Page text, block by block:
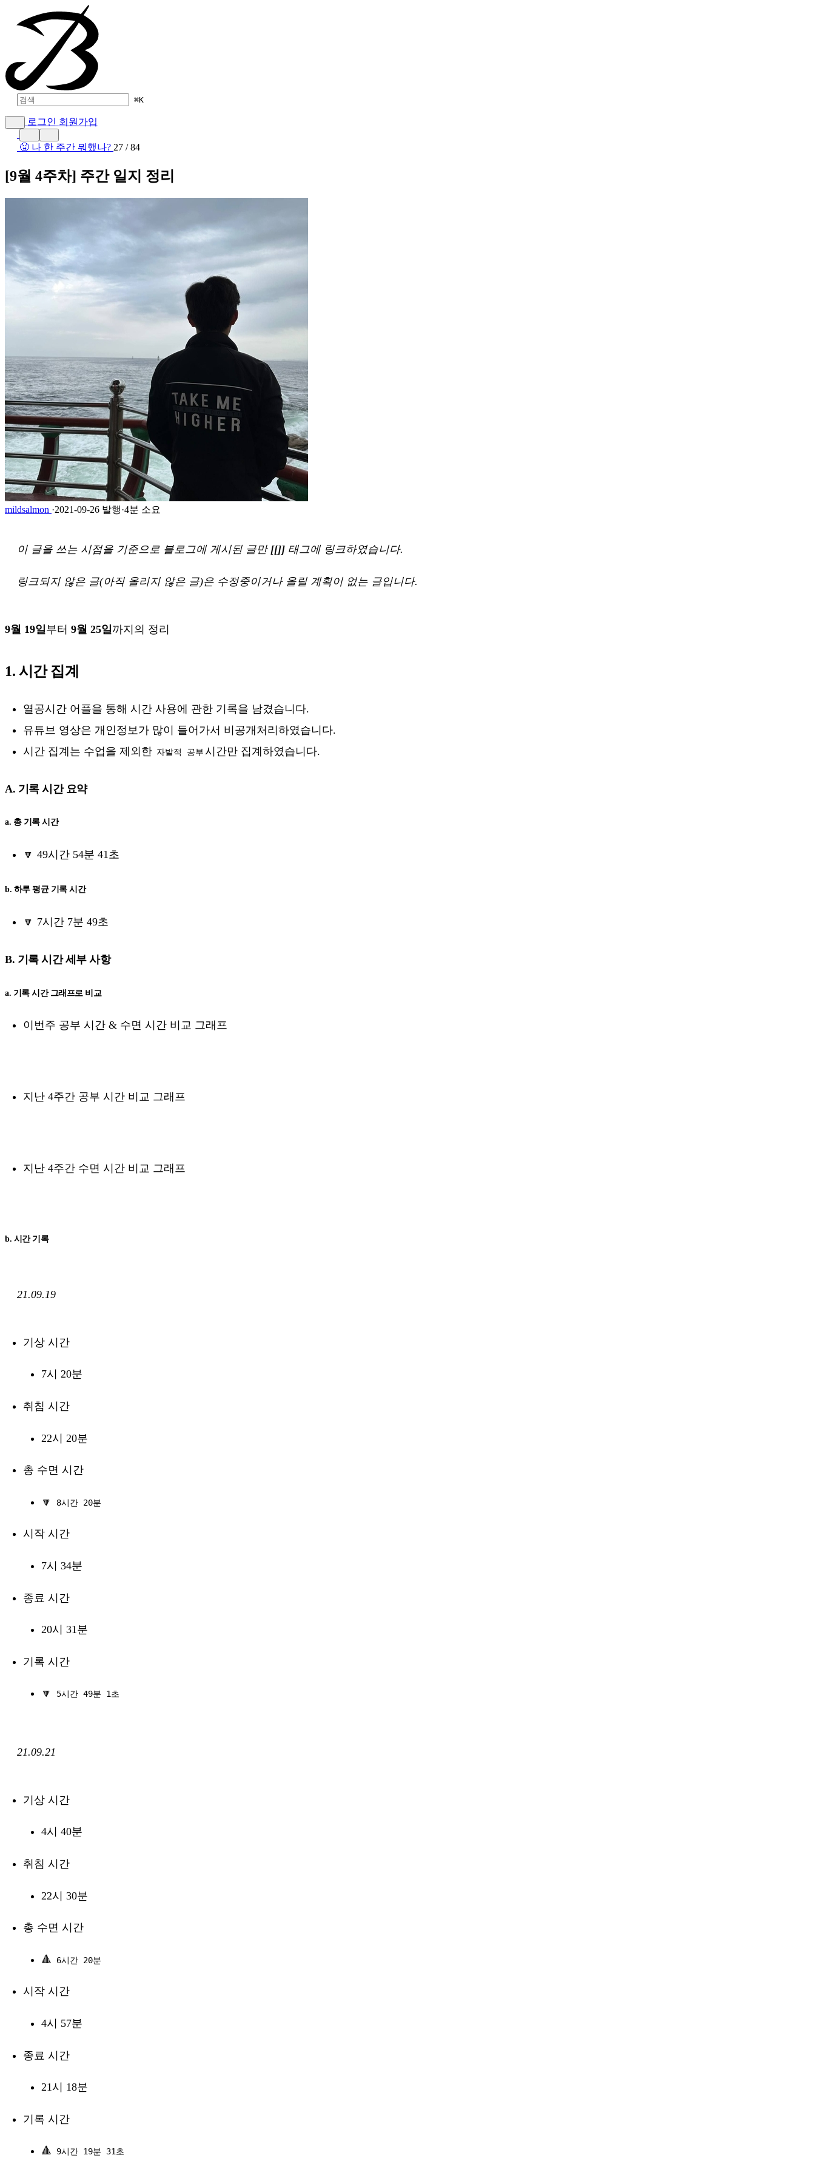
⌘K
로그인 회원가입
😤 나 한 주간 뭐했나? 27 / 84
[9월 4주차] 주간 일지 정리
mildsalmon ·2021-09-26 발행·4분 소요
이 글을 쓰는 시점을 기준으로 블로그에 게시된 글만 [[]] 태그에 링크하였습니다.
링크되지 않은 글(아직 올리지 않은 글)은 수정중이거나 올릴 계획이 없는 글입니다.
9월 19일부터 9월 25일까지의 정리
1. 시간 집계
열공시간 어플을 통해 시간 사용에 관한 기록을 남겼습니다.
유튜브 영상은 개인정보가 많이 들어가서 비공개처리하였습니다.
시간 집계는 수업을 제외한 자발적 공부시간만 집계하였습니다.
A. 기록 시간 요약
a. 총 기록 시간
🔽 49시간 54분 41초
b. 하루 평균 기록 시간
🔽 7시간 7분 49초
B. 기록 시간 세부 사항
a. 기록 시간 그래프로 비교
이번주 공부 시간 & 수면 시간 비교 그래프
지난 4주간 공부 시간 비교 그래프
지난 4주간 수면 시간 비교 그래프
b. 시간 기록
21.09.19
기상 시간
7시 20분
취침 시간
22시 20분
총 수면 시간
🔽 8시간 20분
시작 시간
7시 34분
종료 시간
20시 31분
기록 시간
🔽 5시간 49분 1초
21.09.21
기상 시간
4시 40분
취침 시간
22시 30분
총 수면 시간
🔺 6시간 20분
시작 시간
4시 57분
종료 시간
21시 18분
기록 시간
🔺 9시간 19분 31초